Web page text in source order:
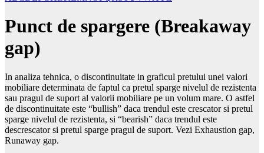
Punct de spargere (Breakaway
gap)
In analiza tehnica, o discontinuitate in graficul pretului unei valori
mobiliare determinata de faptul ca pretul sparge nivelul de rezistenta
sau pragul de suport al valorii mobiliare pe un volum mare. O astfel
de discontinuitate este “bullish” daca trendul este crescator si pretul
sparge nivelul de rezistenta, si “bearish” daca trendul este
descrescator si pretul sparge pragul de suport. Vezi Exhaustion gap,
Runaway gap.